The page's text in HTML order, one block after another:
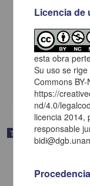
prevención en el
Varela Peña, Brenda
Medicina y Ciencias
Trabajo de grado
Licencia de
esta obra
Su uso se
Commons
https://
nd/4.0/
licencia 2014,
responsable